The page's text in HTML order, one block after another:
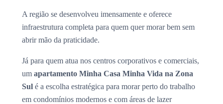
A região se desenvolveu imensamente e oferece
infraestrutura completa para quem quer morar bem sem
abrir mão da praticidade.
Já para quem atua nos centros corporativos e comerciais,
um apartamento Minha Casa Minha Vida na Zona
Sul é a escolha estratégica para morar perto do trabalho
em condomínios modernos e com áreas de lazer